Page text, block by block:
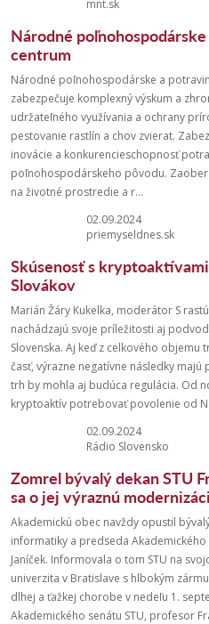
mnt.sk
Národné
centrum
Národné poľnohospodárske a
zabezpečuje komplexný výskum a
udržateľného využívania a ochrany
pestovanie rastlín a chov zvierat.
inovácie a konkurencieschopnosť
poľnohospodárskeho pôvodu.
na životné prostredie a r...
02.09.2024
priemyseldnes.sk
Skúsenosť s
Slovákov
Marián Žáry Kukelka, moderátor S
nachádzajú svoje príležitosti aj
Slovenska. Aj keď z celkového
časť, výrazne negatívne následky
trh by mohla aj budúca regulácia. Od
kryptoaktív potrebovať povolenie od
02.09.2024
Rádio Slovensko
Zomrel bývalý dekan STU
sa o jej výraznú
Akademickú obec navždy opustil
informatiky a predseda
Janíček. Informovala o tom STU na
univerzita v Bratislave s hlbokým
dlhej a ťažkej chorobe v nedeľu 1.
Akademického senátu STU, profesor